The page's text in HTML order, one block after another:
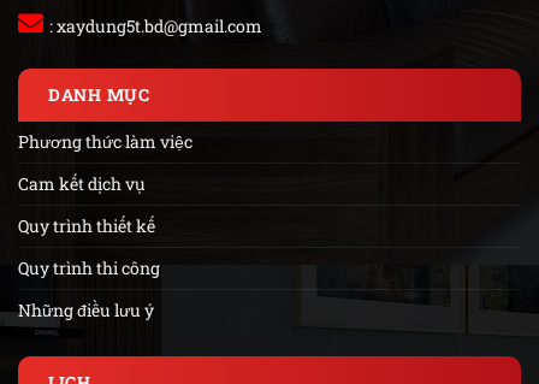
:xaydung5t.bd@gmail.com
DANH MỤC
Phương thức làm việc
Cam kết dịch vụ
Quy trình thiết kế
Quy trình thi công
Những điều lưu ý